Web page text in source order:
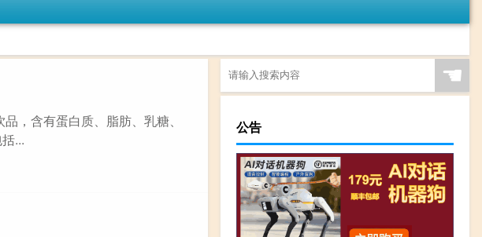
，含有蛋白质、脂肪、乳糖、
...
☚
公告